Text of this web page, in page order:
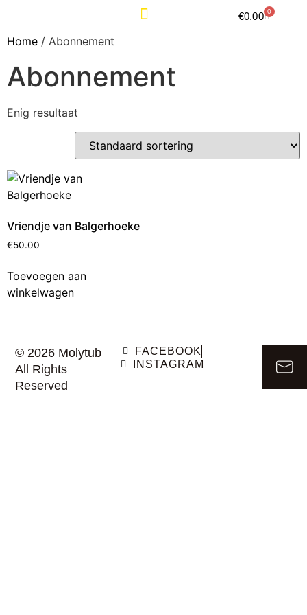
€0.00 0
Home / Abonnement
Abonnement
Enig resultaat
Vriendje van Balgerhoeke
€50.00
Toevoegen aan
winkelwagen
© 2026 Molytub
All Rights
Reserved
FACEBOOK
INSTAGRAM